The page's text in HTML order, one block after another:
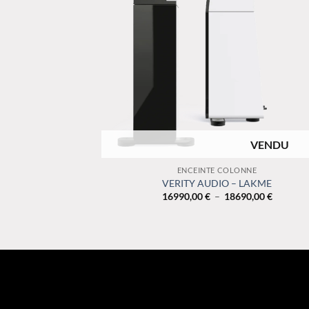
+ RUPTURE DE STOCK
ENCEINTE COLONNE
VERITY AUDIO – LAKME
16990,00€ – 18690,00€Plage